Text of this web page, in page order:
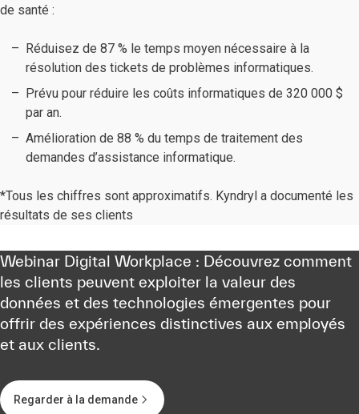
de santé :
Réduisez de 87 % le temps moyen nécessaire à la
résolution des tickets de problèmes informatiques.
Prévu pour réduire les coûts informatiques de 320 000 $
par an.
Amélioration de 88 % du temps de traitement des
demandes d’assistance informatique.
*Tous les chiffres sont approximatifs. Kyndryl a documenté les
résultats de ses clients
Webinar Digital Workplace : Découvrez comment
les clients peuvent exploiter la valeur des
données et des technologies émergentes pour
offrir des expériences distinctives aux employés
et aux clients.
Regarder à la demande